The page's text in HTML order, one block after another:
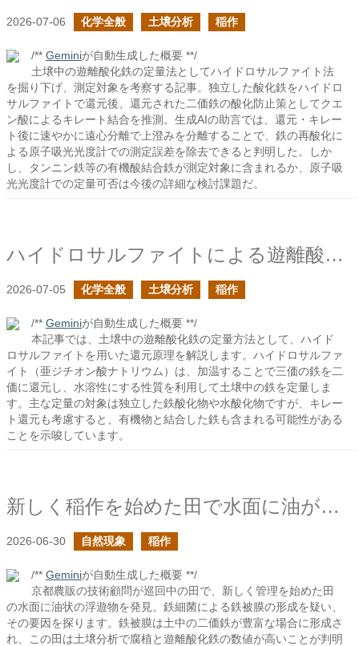
2026-07-06 化学全般 土壌分析 稲作
/** Geminiが自動生成した概要 **/
土壌中の遊離酸化鉄の定量法としてハイドロサルファイト法
を掘り下げ、測定対象を考察する記事。独立した酸化鉄をハイドロ
サルファイトで還元後、還元された二価鉄の酸化防止策としてクエ
ン酸によるキレート結合を推測。生成AIの助言では、還元・キレー
ト後に速やかに遠心分離で上澄みを分離することで、鉄の再酸化に
よる原子吸光光度計での測定誤差を除去できると判明した。しか
し、タンニン鉄等の有機酸結合鉄が測定対象に含まれるか、原子吸
光光度計での定量可否は今後の詳細な検討課題だ。
ハイドロサルファイトによる遊離酸化鉄の定量
2026-07-05 化学全般 土壌分析 稲作
/** Geminiが自動生成した概要 **/
本記事では、土壌中の遊離酸化鉄の定量方法として、ハイド
ロサルファイトを用いた還元原理を解説します。ハイドロサルファ
イト（亜ジチオン酸ナトリウム）は、加温することで三価の鉄を二
価に還元し、水溶性にする性質を利用して土壌中の鉄を定量しま
す。主な定量の対象は独立した鉄酸化物や水酸化物ですが、キレー
ト還元も考慮すると、有機物と結合した鉄も含まれる可能性がある
ことを示唆しています。
新しく稲作を始めた田で水面に油が浮いていた
2026-06-30 自然現象 稲作
/** Geminiが自動生成した概要 **/
京都農販の技術顧問が巡回中の田で、新しく管理を始めた田
の水面に油状の浮遊物を発見。鉄細菌による鉄被膜の形成を疑い、
その要因を探ります。鉄被膜は土中の二価鉄が豊富な場合に形成さ
れ、この田は土壌分析で腐植と遊離酸化鉄の数値が高いことが判明